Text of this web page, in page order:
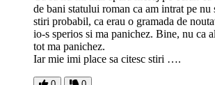
de bani statului roman ca am intrat pe nu
stiri probabil, ca erau o gramada de
io-s sperios si ma panichez. Bine, nu ca
tot ma panichez.
Iar mie imi place sa citesc stiri ….